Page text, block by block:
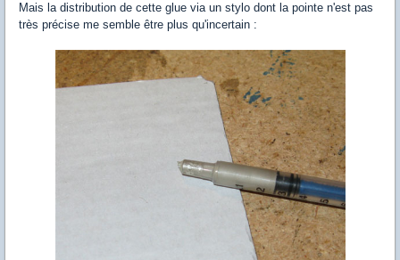
Mais la distribution de cette glue via un stylo dont la pointe n'est pas
très précise me semble être plus qu'incertain :